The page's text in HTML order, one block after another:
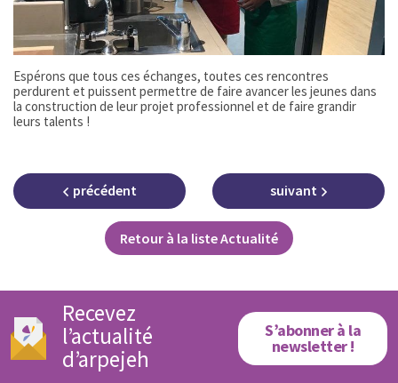
Espérons que tous ces échanges, toutes ces rencontres
perdurent et puissent permettre de faire avancer les jeunes dans
la construction de leur projet professionnel et de faire grandir
leurs talents !
précédent
Retour à la liste Actualité
suivant
Recevez
l’actualité
d’arpejeh
S’abonner à la
newsletter !